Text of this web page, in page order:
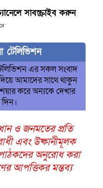
সাবস্ক্রাইব করুন
টেলিভিশন
এর সকল সংবাদ
আমাদের সাথে থাকুন
করে অন্যকে দেখার
ও জনমতের প্রতি
এবং উষ্কানীমূলক
অনুরোধ করা
আপত্তিকর মন্তব্য